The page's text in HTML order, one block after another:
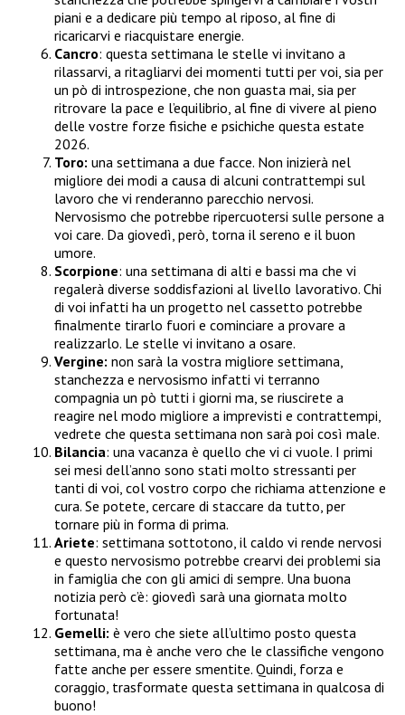
piani e a dedicare più tempo al riposo, al fine di
ricaricarvi e riacquistare energie.
Cancro: questa settimana le stelle vi invitano a
rilassarvi, a ritagliarvi dei momenti tutti per voi, sia per
un pò di introspezione, che non guasta mai, sia per
ritrovare la pace e l’equilibrio, al fine di vivere al pieno
delle vostre forze fisiche e psichiche questa estate
2026.
Toro: una settimana a due facce. Non inizierà nel
migliore dei modi a causa di alcuni contrattempi sul
lavoro che vi renderanno parecchio nervosi.
Nervosismo che potrebbe ripercuotersi sulle persone a
voi care. Da giovedì, però, torna il sereno e il buon
umore.
Scorpione: una settimana di alti e bassi ma che vi
regalerà diverse soddisfazioni al livello lavorativo. Chi
di voi infatti ha un progetto nel cassetto potrebbe
finalmente tirarlo fuori e cominciare a provare a
realizzarlo. Le stelle vi invitano a osare.
Vergine: non sarà la vostra migliore settimana,
stanchezza e nervosismo infatti vi terranno
compagnia un pò tutti i giorni ma, se riuscirete a
reagire nel modo migliore a imprevisti e contrattempi,
vedrete che questa settimana non sarà poi così male.
Bilancia: una vacanza è quello che vi ci vuole. I primi
sei mesi dell’anno sono stati molto stressanti per
tanti di voi, col vostro corpo che richiama attenzione e
cura. Se potete, cercare di staccare da tutto, per
tornare più in forma di prima.
Ariete: settimana sottotono, il caldo vi rende nervosi
e questo nervosismo potrebbe crearvi dei problemi sia
in famiglia che con gli amici di sempre. Una buona
notizia però c’è: giovedì sarà una giornata molto
fortunata!
Gemelli: è vero che siete all’ultimo posto questa
settimana, ma è anche vero che le classifiche vengono
fatte anche per essere smentite. Quindi, forza e
coraggio, trasformate questa settimana in qualcosa di
buono!